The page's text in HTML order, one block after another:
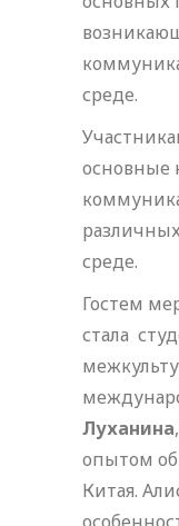
среде.
основные
среде.
Гостем
стала
Луханина
опытом
Китая.